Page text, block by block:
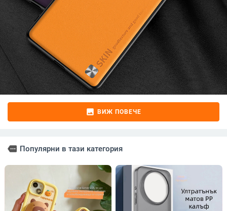
image ВИЖ ПОВЕЧЕ
more Популярни в тази категория